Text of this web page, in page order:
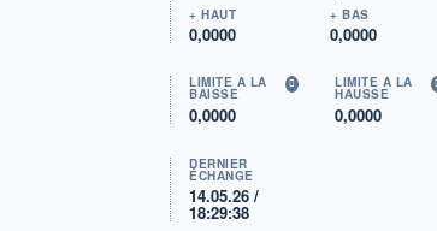
+ HAUT
0,0000
+ BAS
0,0000
LIMITE À LA
BAISSE
0,0000
LIMITE À LA
HAUSSE
0,0000
DERNIER
ÉCHANGE
14.05.26 /
18:29:38